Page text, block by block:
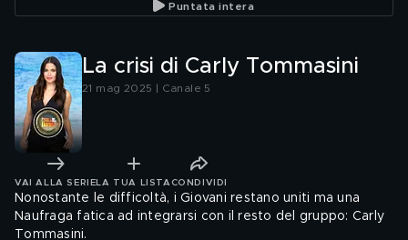
Puntata intera
La crisi di Carly Tommasini
21 mag 2025 | Canale 5
VAI ALLA SERIE LA TUA LISTA CONDIVIDI
Nonostante le difficoltà, i Giovani restano uniti ma una
Naufraga fatica ad integrarsi con il resto del gruppo: Carly
Tommasini.